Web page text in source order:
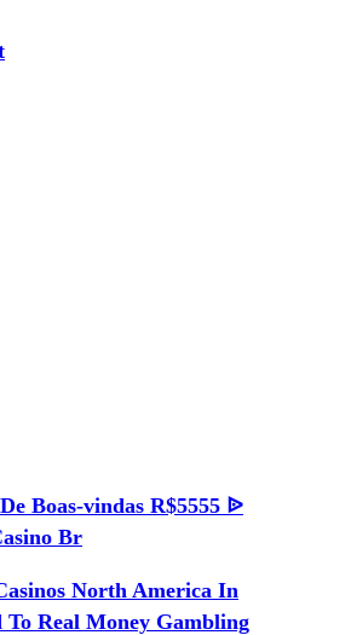
Boas-vindas R$5555 ᐉ
Br
North America In
Real Money Gambling